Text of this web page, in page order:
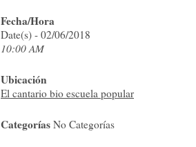
Fecha/Hora
Date(s) - 02/06/2018
10:00 AM
Ubicación
El cantario bio escuela popular
Categorías No Categorías